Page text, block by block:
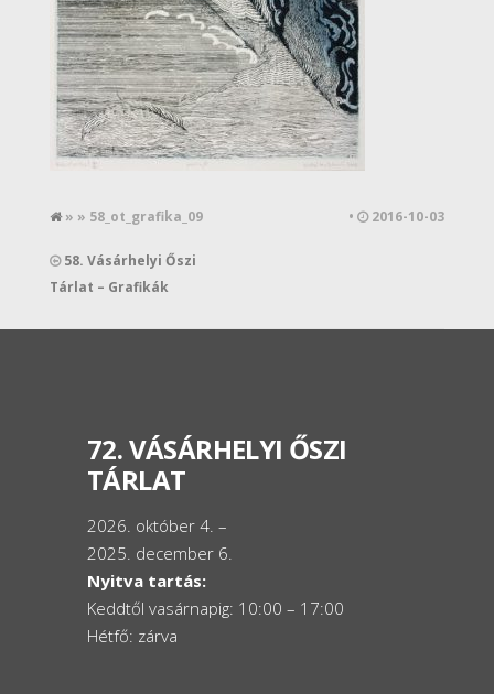
» » 58_ot_grafika_09 • 2016-10-03
58. Vásárhelyi Őszi
Tárlat – Grafikák
72. VÁSÁRHELYI ŐSZI
TÁRLAT
2026. október 4. –
2025. december 6.
Nyitva tartás:
Keddtől vasárnapig: 10:00 – 17:00
Hétfő: zárva